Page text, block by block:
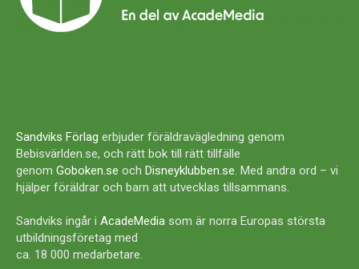
Sandviks Förlag erbjuder föräldravägledning genom
Bebisvärlden.se, och rätt bok till rätt tillfälle
genom Goboken.se och Disneyklubben.se. Med andra ord – vi
hjälper föräldrar och barn att utvecklas tillsammans.
Sandviks ingår i AcadeMedia som är norra Europas största
utbildningsföretag med
ca. 18 000 medarbetare.